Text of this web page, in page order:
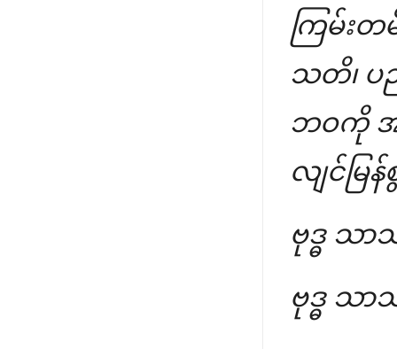
ကြမ်းတ
သတိ၊ ပ
ဘဝကို အ
လျင်မြ
ဗုဒ္ဓ သာ
ဗုဒ္ဓ သာ